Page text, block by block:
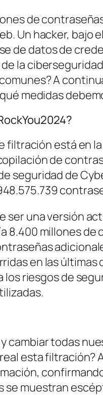
de
Un hacker, bajo
de datos de
la
A
medidas
filtración está en
de
seguridad de
ser una versión
8.400 millones
en las últimas
riesgos de
cambiar todas
esta filtración?
muestran